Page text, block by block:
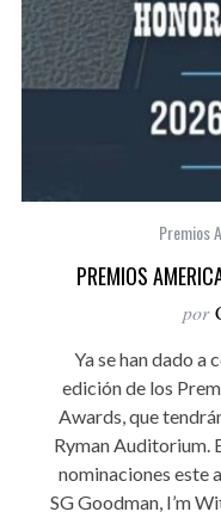
Premios
PREMIOS
por
Ya se han dado a
edición de los
Awards, que
Ryman Auditorium.
nominaciones este
SG Goodman, I’m